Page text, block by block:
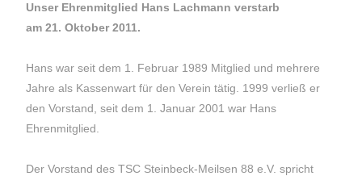
Unser Ehrenmitglied Hans Lachmann verstarb
am 21. Oktober 2011.
Hans war seit dem 1. Februar 1989 Mitglied und mehrere
Jahre als Kassenwart für den Verein tätig. 1999 verließ er
den Vorstand, seit dem 1. Januar 2001 war Hans
Ehrenmitglied.
Der Vorstand des TSC Steinbeck-Meilsen 88 e.V. spricht